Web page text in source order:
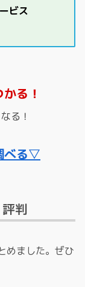
ビス
る！
る！
べる▽
判
めました。ぜひ